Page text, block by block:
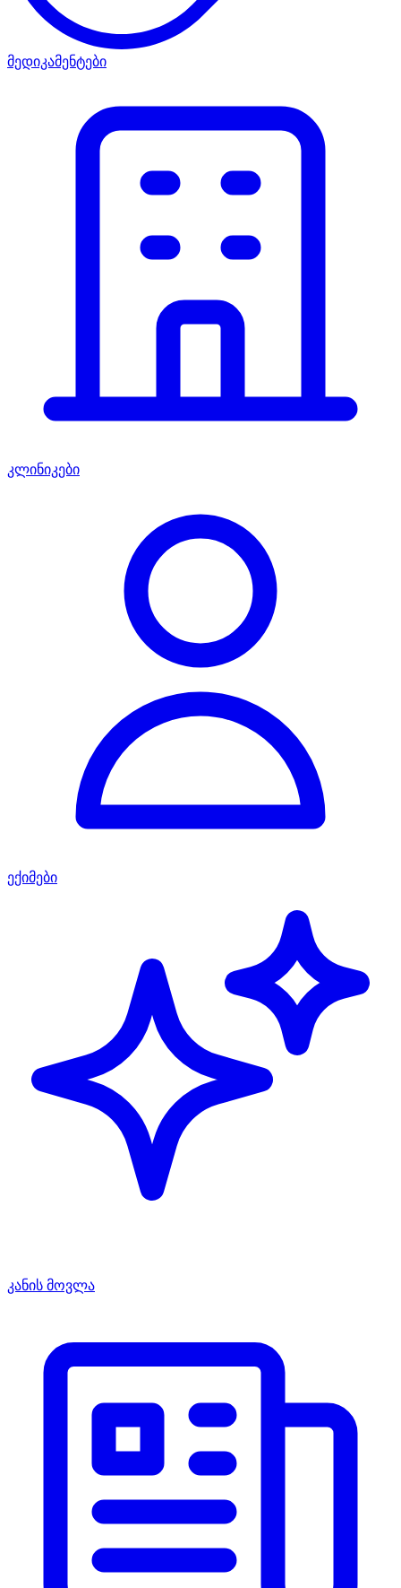
მედიკამენტები
კლინიკები
ექიმები
კანის მოვლა